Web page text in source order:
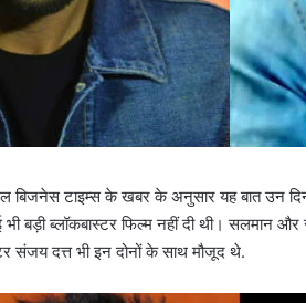
बिजनेस टाइम्स के खबर के अनुसार यह बात उन
बड़ी ब्लॉकबास्टर फिल्म नहीं दी थी। सलमान
संजय दत्त भी इन दोनों के साथ मौजूद थे.